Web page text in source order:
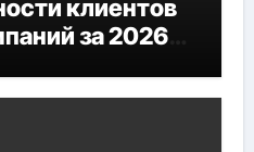
клиентов
за 2026